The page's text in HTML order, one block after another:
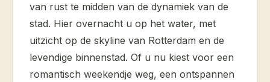
van rust te midden van de dynamiek van de
stad. Hier overnacht u op het water, met
uitzicht op de skyline van Rotterdam en de
levendige binnenstad. Of u nu kiest voor een
romantisch weekendje weg, een ontspannen